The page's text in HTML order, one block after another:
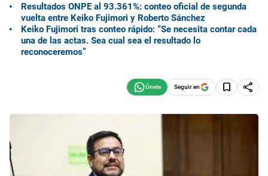
Resultados ONPE al 93.361%: conteo oficial de segunda
vuelta entre Keiko Fujimori y Roberto Sánchez
Keiko Fujimori tras conteo rápido: “Se necesita contar cada
una de las actas. Sea cual sea el resultado lo
reconoceremos”
Seguir en